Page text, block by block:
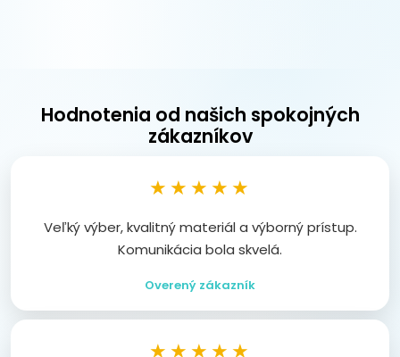
Hodnotenia od našich spokojných
zákazníkov
★★★★★
Veľký výber, kvalitný materiál a výborný prístup.
Komunikácia bola skvelá.
Overený zákazník